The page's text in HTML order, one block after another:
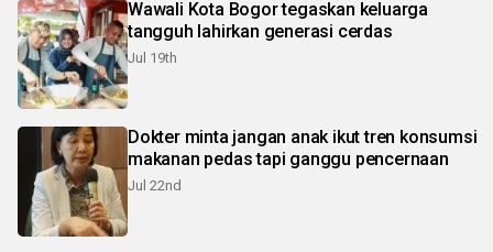
Wawali Kota Bogor tegaskan keluarga
tangguh lahirkan generasi cerdas
Jul 19th
Dokter minta jangan anak ikut tren konsumsi
makanan pedas tapi ganggu pencernaan
Jul 22nd